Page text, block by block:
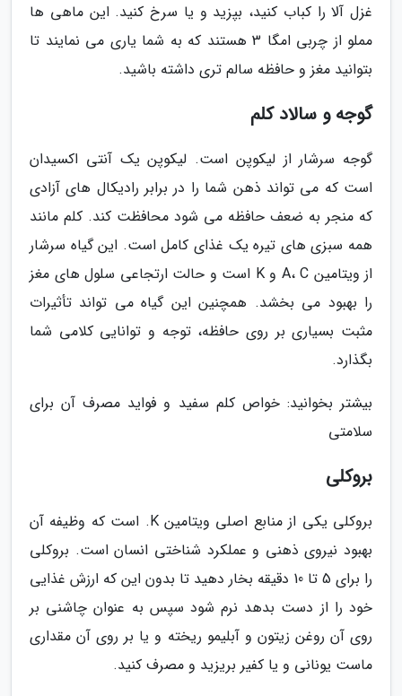
غزل آلا را کباب کنید، بپزید و یا سرخ کنید. این ماهی ها
مملو از چربی امگا 3 هستند که به شما یاری می نمایند تا
بتوانید مغز و حافظه سالم تری داشته باشید.
گوجه و سالاد کلم
گوجه سرشار از لیکوپن است. لیکوپن یک آنتی اکسیدان
است که می تواند ذهن شما را در برابر رادیکال های آزادی
که منجر به ضعف حافظه می شود محافظت کند. کلم مانند
همه سبزی های تیره یک غذای کامل است. این گیاه سرشار
از ویتامین A، C و K است و حالت ارتجاعی سلول های مغز
را بهبود می بخشد. همچنین این گیاه می تواند تأثیرات
مثبت بسیاری بر روی حافظه، توجه و توانایی کلامی شما
بگذارد.
بیشتر بخوانید: خواص کلم سفید و فواید مصرف آن برای
سلامتی
بروکلی
بروکلی یکی از منابع اصلی ویتامین K. است که وظیفه آن
بهبود نیروی ذهنی و عملکرد شناختی انسان است. بروکلی
را برای 5 تا 10 دقیقه بخار دهید تا بدون این که ارزش غذایی
خود را از دست بدهد نرم شود سپس به عنوان چاشنی بر
روی آن روغن زیتون و آبلیمو ریخته و یا بر روی آن مقداری
ماست یونانی و یا کفیر بریزید و مصرف کنید.